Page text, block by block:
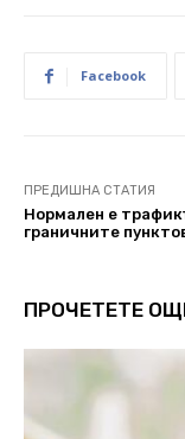
Facebook
ПРЕДИШНА СТАТИЯ
Нормален е
граничните
ПРОЧЕТЕТЕ